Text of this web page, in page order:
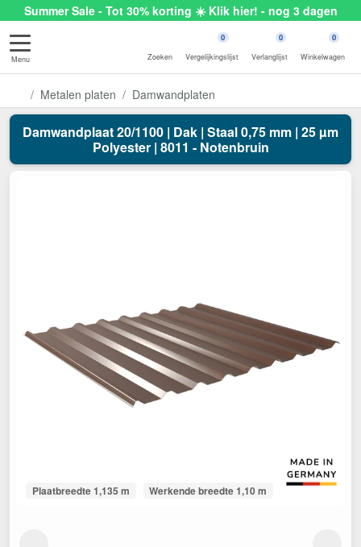
Summer Sale - Tot 30% korting ☀️ Klik hier! - nog 3 dagen
Menu Zoeken
0
Vergelijkingslijst
0
Verlanglijst
0
Winkelwagen
Metalen platen Damwandplaten
Damwandplaat 20/1100 | Dak | Staal 0,75 mm | 25 µm
Polyester | 8011 - Notenbruin
Plaatbreedte 1,135 m Werkende breedte 1,10 m